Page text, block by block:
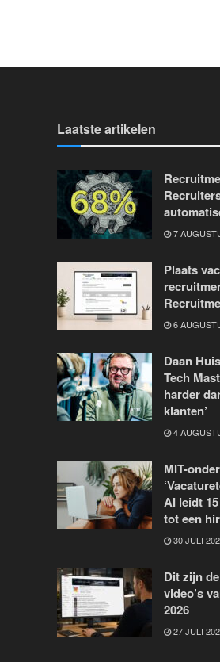
Laatste artikelen
7
Plaats
6
Daan
Tech
harder
klanten’
4
MIT-
AI leidt
tot een
30 JULI
Dit zijn
video’s
2026
27 JULI